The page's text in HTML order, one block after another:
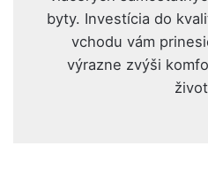
byty. Investícia do
vchodu vám
výrazne zvýši